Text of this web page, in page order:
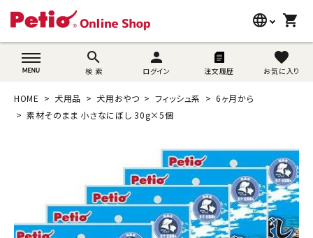
language
wovn-lang-name
shopping_cart
search
検 索
person
ログイン 注文履歴
favorite
お気に入り
search
猫用品
ブランド別に探す
目的別に探す
HOME 犬用品 犬用おやつ フィッシュ系
6ヶ月から
素材そのまま 小さなにぼし 30g×5個